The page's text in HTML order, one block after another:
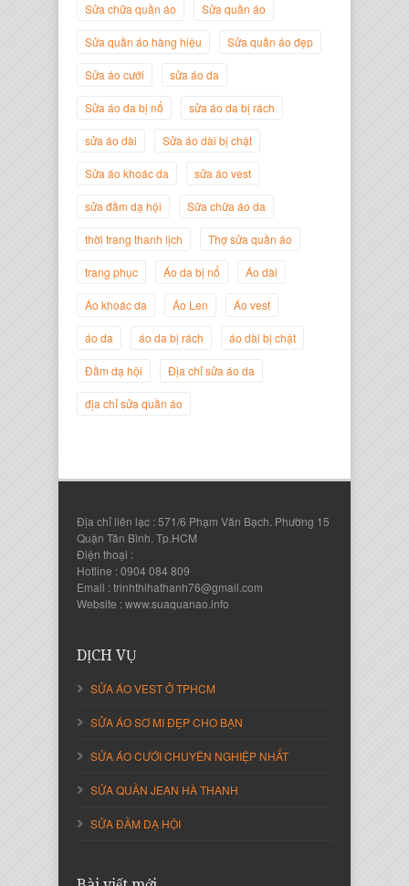
Nguyễn Minh Đức
Giám Đốc Công ty Cây Xanh Gia
Nguyễn
Nguyễn Đắc Định
Nguyễn Thanh Sang
Sửa chữa quần áo Sửa quần áo
Sửa quần áo hàng hiệu Sửa quần áo đẹp
Sửa áo cưới sửa áo da
Sửa áo da bị nổ sửa áo da bị rách
sửa áo dài Sửa áo dài bị chật
Sửa áo khoác da sửa áo vest
sửa đầm dạ hội Sữa chữa áo da
thời trang thanh lịch Thợ sửa quần áo
trang phục Áo da bị nổ Áo dài
Áo khoác da Áo Len Áo vest
áo da áo da bị rách áo dài bị chật
Đầm dạ hội Địa chỉ sửa áo da
địa chỉ sửa quần áo
Địa chỉ liên lạc : 571/6 Phạm Văn Bạch. Phường 15
Quận Tân Bình. Tp.HCM
Điện thoại :
Hotline : 0904 084 809
Email : trinhthihathanh76@gmail.com
Website : www.suaquanao.info
DỊCH VỤ
SỬA ÁO VEST Ở TPHCM
SỬA ÁO SƠ MI ĐẸP CHO BẠN
SỬA ÁO CƯỚI CHUYÊN NGHIỆP NHẤT
SỬA QUẦN JEAN HÀ THANH
SỬA ĐẦM DẠ HỘI